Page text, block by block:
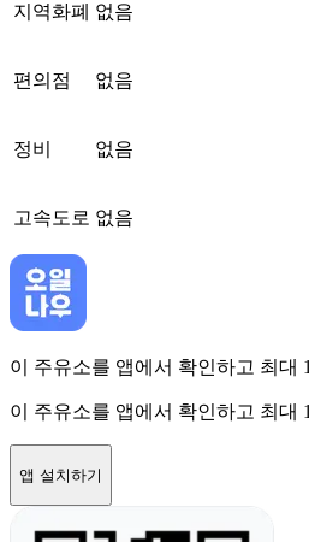
지역화폐 없음
편의점 없음
정비 없음
고속도로 없음
이 주유소를 앱에서 확인하고 최대
이 주유소를 앱에서 확인하고 최대
앱 설치하기